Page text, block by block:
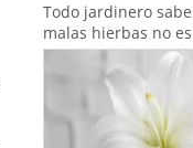
Todo jardinero
malas hierbas no